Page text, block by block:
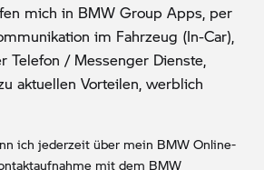
mich in BMW Group Apps, per
im Fahrzeug (In-Car),
Telefon / Messenger Dienste,
aktuellen Vorteilen, werblich
zur Fußnote: Einwilligung zur
ich jederzeit über mein BMW Online-
mit dem BMW